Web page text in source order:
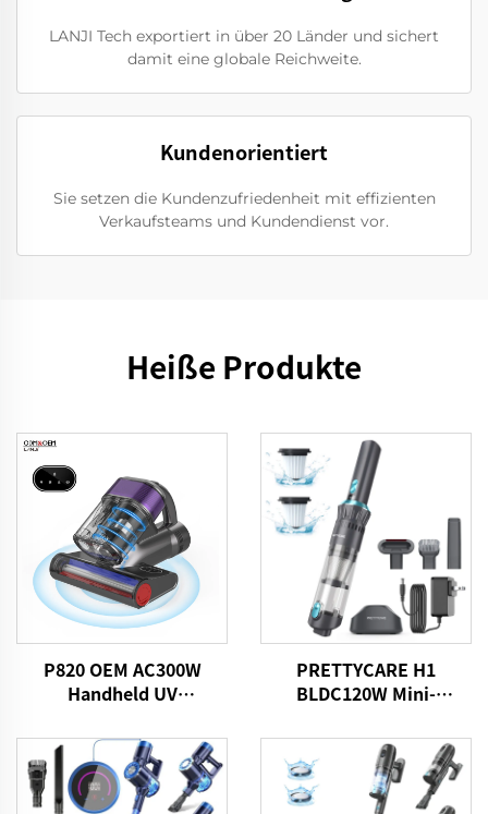
LANJI Tech exportiert in über 20 Länder und sichert
damit eine globale Reichweite.
Kundenorientiert
Sie setzen die Kundenzufriedenheit mit effizienten
Verkaufsteams und Kundendienst vor.
Heiße Produkte
P820 OEM AC300W
Handheld UV
PRETTYCARE H1
BLDC120W Mini-
für Autos